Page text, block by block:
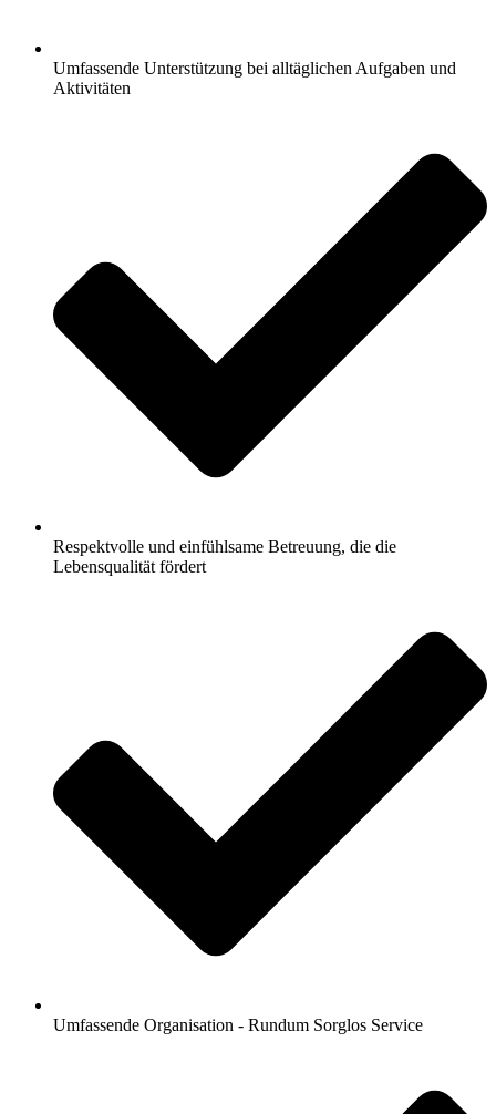
Umfassende Unterstützung bei alltäglichen Aufgaben und
Aktivitäten
Respektvolle und einfühlsame Betreuung, die die
Lebensqualität fördert
Umfassende Organisation - Rundum Sorglos Service